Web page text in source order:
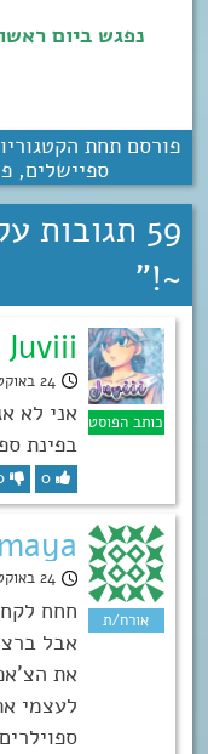
נפגש ביום
פורסם תחת
ספיישלים,
59 תגובות על “
~!
”
Juviii כתב/ה:
24 באוקטובר 2016, 17:37
אני לא
בפינת
0
maya כתב/ה:
24 באוקטובר 2016, 8:39
אבל
את
לעצמי